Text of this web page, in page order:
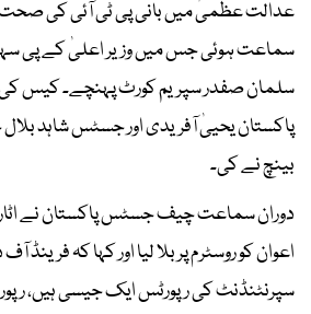
عدالت عظمیٰ میں بانی پی ٹی آئی کی
سماعت ہوئی جس میں وزیر اعلیٰ کے پی
سلمان صفدر سپریم کورٹ پہنچے۔
بینچ نے کی۔
دوران سماعت چیف جسٹس پاکستان نے
اعوان کو روسٹرم پر بلا لیا اور کہا کہ فرینڈ